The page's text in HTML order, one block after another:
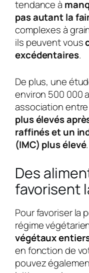
tendance à
pas autant la
complexes à
ils peuvent vous
excédentaires.
De plus, une
environ 500 000
association
plus élevés
raffinés et un
(IMC) plus élevé.
Des
favorisent
Pour favoriser la
régime
végétaux
en fonction de
pouvez